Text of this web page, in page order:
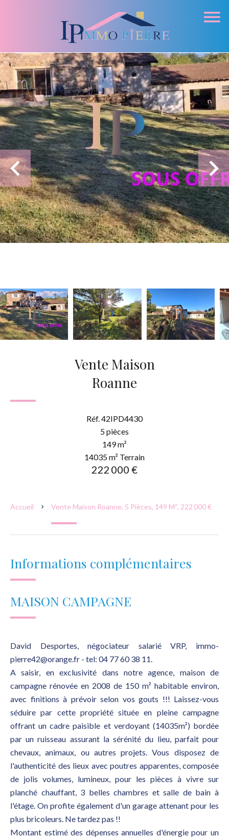
Vente Maison
Roanne
Réf. 42IPD4430
5 pièces
149 m²
14035 m² Terrain
222 000 €
Accueil Vente Maison Roanne, 5 Pièces, 149 M², 222 000 €
Informations complémentaires
MAISON CAMPAGNE
David Desportes, négociateur salarié VRP, immo-
pierre42@orange.fr - tel: 04 77 60 38 11.
A saisir, en exclusivité dans notre agence, maison de
campagne rénovée en 2008 de 150 m² habitable environ,
avec finitions à prévoir selon vos gouts !!! Laissez-vous
séduire par cette propriété située en pleine campagne
offrant un cadre paisible et verdoyant (14035m²) bordée
par un ruisseau assurant la sérénité du lieu, parfait pour
chevaux, animaux, ou autres projets. Vous disposez de
l'authenticité des lieux avec poutres apparentes, composée
de jolis volumes, lumineux, pour les pièces à vivre sur
planché chauffant, 3 belles chambres et salle de bain à
l'étage. On profite également d'un garage attenant pour les
plus bricoleurs. Ne tardez pas !!
Montant estimé des dépenses annuelles d'énergie pour un